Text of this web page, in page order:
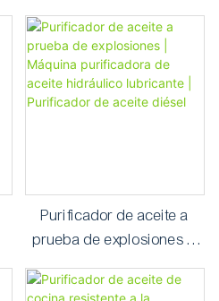
Purificador de aceite a
prueba de explosiones |
Máquina purificadora de
aceite hidráulico lubricante